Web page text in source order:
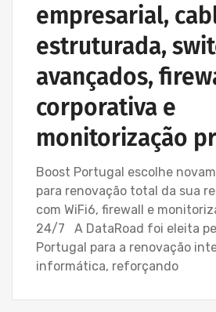
empresarial,
estruturada,
avançados,
corporativa e
monitorização
Boost Portugal escolhe
para renovação total da sua
com WiFi6, firewall e
24/7 A DataRoad foi eleita
Portugal para a renovação
informática, reforçando